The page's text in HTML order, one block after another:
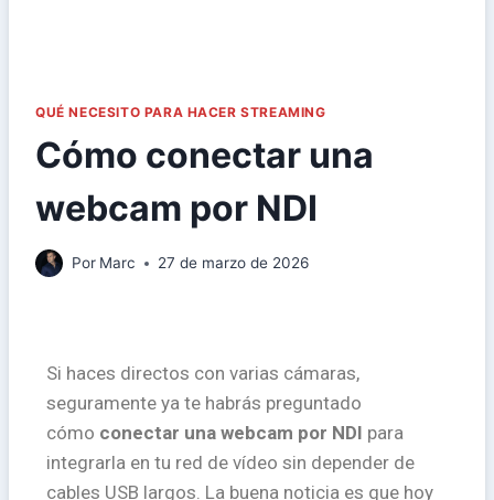
QUÉ NECESITO PARA HACER STREAMING
Cómo conectar una
webcam por NDI
Por Marc 27 de marzo de 2026
Si haces directos con varias cámaras,
seguramente ya te habrás preguntado
cómo conectar una webcam por NDI para
integrarla en tu red de vídeo sin depender de
cables USB largos. La buena noticia es que hoy